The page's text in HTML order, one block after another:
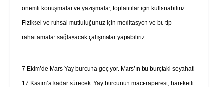
önemli konuşmalar ve yazışmalar, toplantılar için kullanabiliriz.
Fiziksel ve ruhsal mutluluğunuz için meditasyon ve bu tip
rahatlamalar sağlayacak çalışmalar yapabiliriz.
7 Ekim’de Mars Yay burcuna geçiyor. Mars’ın bu burçtaki seyahati
17 Kasım’a kadar sürecek. Yay burcunun maceraperest, hareketli